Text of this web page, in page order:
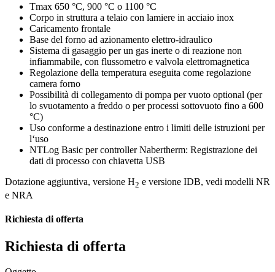
Tmax 650 °C, 900 °C o 1100 °C
Corpo in struttura a telaio con lamiere in acciaio inox
Caricamento frontale
Base del forno ad azionamento elettro-idraulico
Sistema di gasaggio per un gas inerte o di reazione non
infiammabile, con flussometro e valvola elettromagnetica
Regolazione della temperatura eseguita come regolazione
camera forno
Possibilità di collegamento di pompa per vuoto optional (per
lo svuotamento a freddo o per processi sottovuoto fino a 600
°C)
Uso conforme a destinazione entro i limiti delle istruzioni per
l‘uso
NTLog Basic per controller Nabertherm: Registrazione dei
dati di processo con chiavetta USB
Dotazione aggiuntiva, versione H2 e versione IDB, vedi modelli NR
e NRA
Richiesta di offerta
Richiesta di offerta